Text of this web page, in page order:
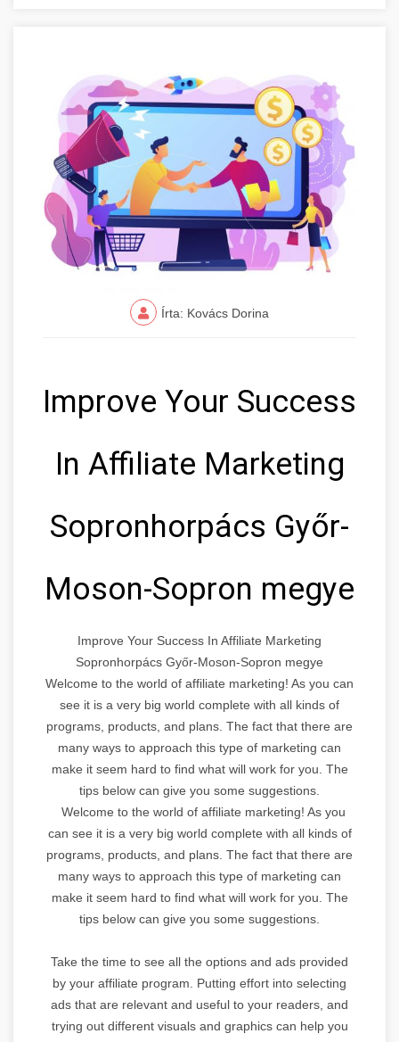
Írta: Kovács Dorina
Improve Your Success
In Affiliate Marketing
Sopronhorpács Győr-
Moson-Sopron megye
Improve Your Success In Affiliate Marketing
Sopronhorpács Győr-Moson-Sopron megye
Welcome to the world of affiliate marketing! As you can
see it is a very big world complete with all kinds of
programs, products, and plans. The fact that there are
many ways to approach this type of marketing can
make it seem hard to find what will work for you. The
tips below can give you some suggestions.
Welcome to the world of affiliate marketing! As you
can see it is a very big world complete with all kinds of
programs, products, and plans. The fact that there are
many ways to approach this type of marketing can
make it seem hard to find what will work for you. The
tips below can give you some suggestions.
Take the time to see all the options and ads provided
by your affiliate program. Putting effort into selecting
ads that are relevant and useful to your readers, and
trying out different visuals and graphics can help you